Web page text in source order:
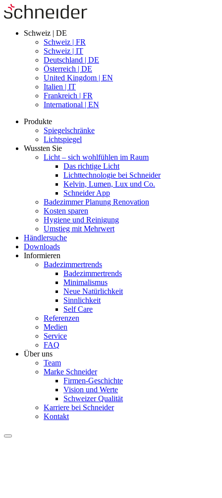
Schweiz | DE
Schweiz | FR
Schweiz | IT
Deutschland | DE
Österreich | DE
United Kingdom | EN
Italien | IT
Frankreich | FR
International | EN
Produkte
Spiegelschränke
Lichtspiegel
Wussten Sie
Licht – sich wohlfühlen im Raum
Das richtige Licht
Lichttechnologie bei Schneider
Kelvin, Lumen, Lux und Co.
Schneider App
Badezimmer Planung Renovation
Kosten sparen
Hygiene und Reinigung
Umstieg mit Mehrwert
Händlersuche
Downloads
Informieren
Badezimmertrends
Badezimmertrends
Minimalismus
Neue Natürlichkeit
Sinnlichkeit
Self Care
Referenzen
Medien
Service
FAQ
Über uns
Team
Marke Schneider
Firmen-Geschichte
Vision und Werte
Schweizer Qualität
Karriere bei Schneider
Kontakt